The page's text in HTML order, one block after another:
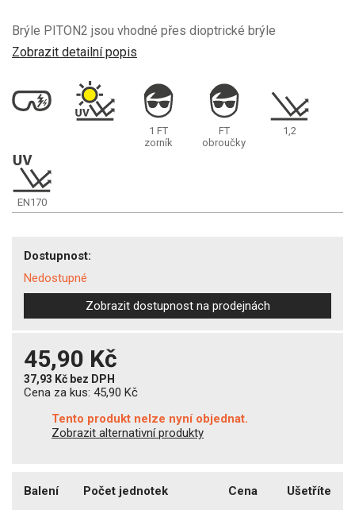
Brýle PITON2 jsou vhodné přes dioptrické brýle
Zobrazit detailní popis
1 FT
zorník
FT
obroučky
1,2
EN170
Dostupnost:
Nedostupné
Zobrazit dostupnost na prodejnách
45,90 Kč
37,93 Kč bez DPH
Cena za kus: 45,90 Kč
Tento produkt nelze nyní objednat.
Zobrazit alternativní produkty
Balení Počet jednotek Cena Ušetříte